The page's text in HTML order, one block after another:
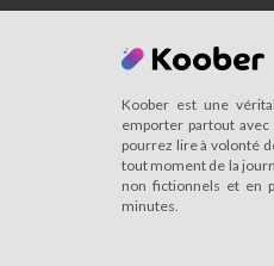
Koober est une
emporter partout
pourrez lire à volonté
tout moment de la
non fictionnels et en
minutes.